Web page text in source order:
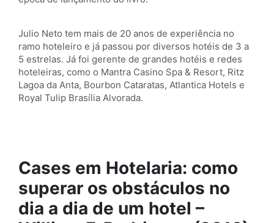
Julio Neto tem mais de 20 anos de experiência no
ramo hoteleiro e já passou por diversos hotéis de 3 a
5 estrelas. Já foi gerente de grandes hotéis e redes
hoteleiras, como o Mantra Casino Spa & Resort, Ritz
Lagoa da Anta, Bourbon Cataratas, Atlantica Hotels e
Royal Tulip Brasília Alvorada.
Cases em Hotelaria: como
superar os obstáculos no
dia a dia de um hotel –